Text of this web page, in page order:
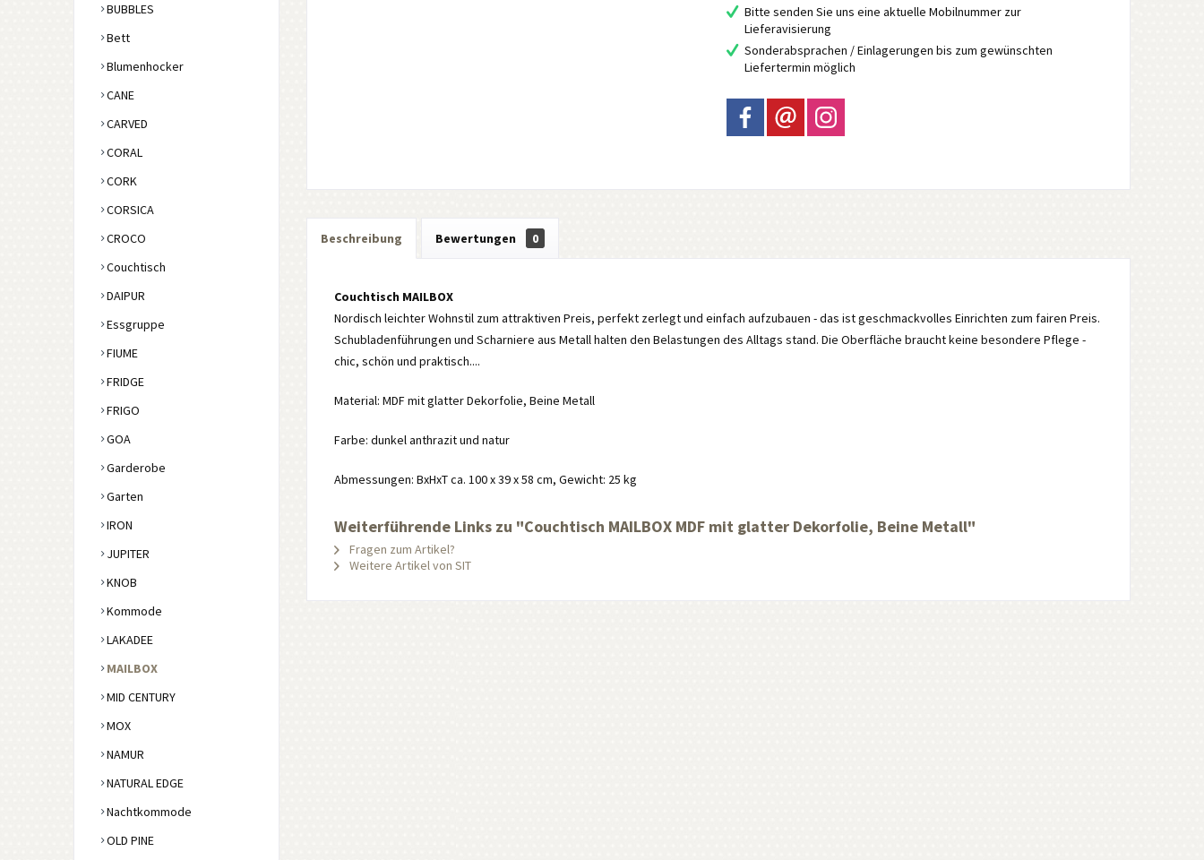
BUBBLES
Bett
Blumenhocker
CANE
CARVED
CORAL
CORK
CORSICA
CROCO
Couchtisch
DAIPUR
Essgruppe
FIUME
FRIDGE
FRIGO
GOA
Garderobe
Garten
IRON
JUPITER
KNOB
Kommode
LAKADEE
MAILBOX
MID CENTURY
MOX
NAMUR
NATURAL EDGE
Nachtkommode
OLD PINE
Bitte senden Sie uns eine aktuelle Mobilnummer zur
Lieferavisierung
Sonderabsprachen / Einlagerungen bis zum gewünschten
Liefertermin möglich
Beschreibung Bewertungen 0
Couchtisch MAILBOX
Nordisch leichter Wohnstil zum attraktiven Preis, perfekt zerlegt und einfach aufzubauen - das ist geschmackvolles Einrichten zum fairen Preis.
Schubladenführungen und Scharniere aus Metall halten den Belastungen des Alltags stand. Die Oberfläche braucht keine besondere Pflege -
chic, schön und praktisch....
Material: MDF mit glatter Dekorfolie, Beine Metall
Farbe: dunkel anthrazit und natur
Abmessungen: BxHxT ca. 100 x 39 x 58 cm, Gewicht: 25 kg
Weiterführende Links zu "Couchtisch MAILBOX MDF mit glatter Dekorfolie, Beine Metall"
Fragen zum Artikel?
Weitere Artikel von SIT